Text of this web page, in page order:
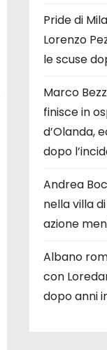
Pride di
Lorenzo
le scuse
Marco
finisce in
d’Olanda,
dopo
Andrea
nella villa
azione
Albano
con
dopo anni